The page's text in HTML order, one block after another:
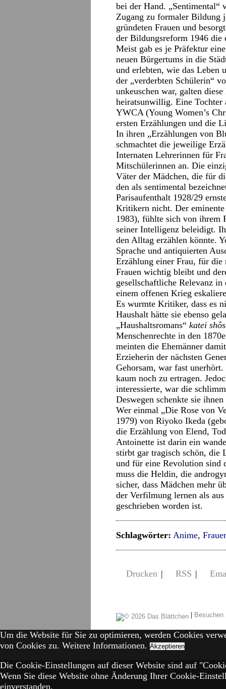
bei der Hand. „Sentimental“
Zugang zu formaler Bildung
gründeten Frauen und
der Bildungsreform 1946 die
Meist gab es je Präfektur
neuen Bürgertums in die
und erlebten, wie das Leben
der „verderbten Schülerin“
unkeuschen war, galten
heiratsunwillig. Eine Tochter
YWCA (Young Women’s
ersten Erzählungen und die
In ihren „Erzählungen von
schmachtet die jeweilige
Internaten Lehrerinnen für
Mitschülerinnen an. Die
Väter der Mädchen, die für
den als sentimental
Parisaufenthalt 1928/29
Kritikern nicht. Der
1983), fühlte sich von ihrem
seiner Intelligenz beleidigt.
den Alltag erzählen könnte.
Sprache und antiquierten
Erzählung einer Frau, für die
Frauen wichtig bleibt und
gesellschaftliche Relevanz
einem offenen Krieg
Es wurmte Kritiker, dass es
Haushalt hätte sie ebenso
„Haushaltsromans“ katei
Menschenrechte in den
meinten die Ehemänner
Erzieherin der nächsten
Gehorsam, war fast
kaum noch zu ertragen.
interessierte, war die
Deswegen schenkte sie
Wer einmal „Die Rose von
1979) von Riyoko Ikeda
die Erzählung von Elend,
Antoinette ist darin ein
stirbt gar tragisch schön, die
und für eine Revolution sind
muss die Heldin, die
sicher, dass Mädchen mehr
der Verfilmung lernen als
geschrieben worden ist.
Schlagwörter: Anime,
Drucken | RSS |
|
Um die Website für Sie zu optimieren, werden Cookies
von Cookies zu. Weitere Informationen. Akzeptieren
Die Cookie-Einstellungen auf dieser Website sind auf
Wenn Sie diese Website ohne Änderung Ihrer Cookie-
einverstanden.